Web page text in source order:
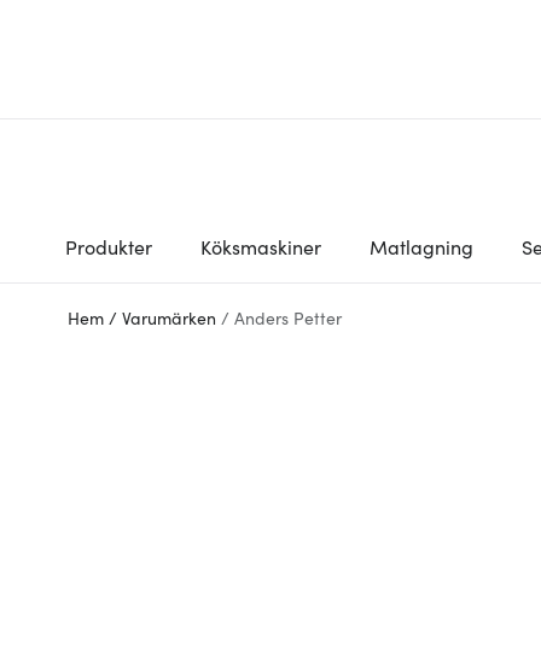
Produkter Köksmaskiner Matlagning
Hem / Varumärken / Anders Petter